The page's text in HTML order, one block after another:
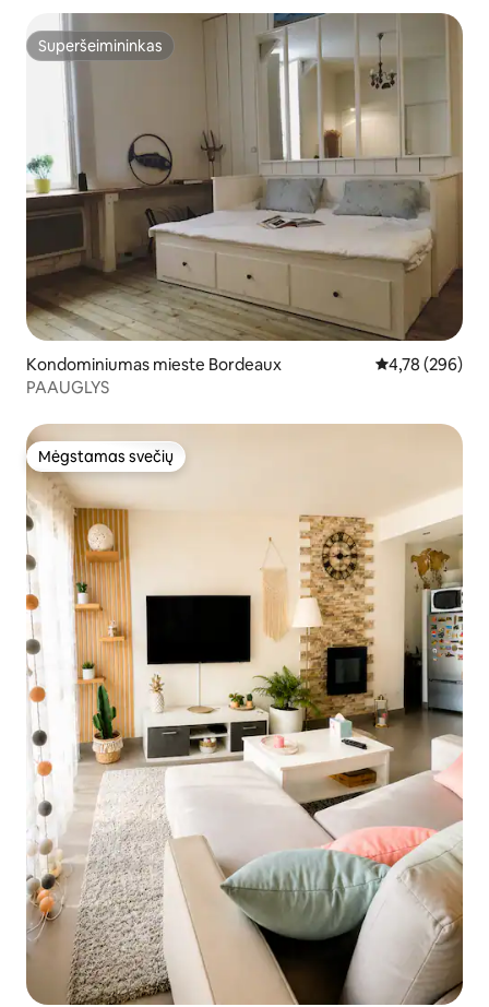
Superšeimininkas
Superšeimininkas
Kondominiumas mieste Bordeaux Vidutinis
4,78 (296)
PAAUGLYS
Mėgstamas svečių
Mėgstamas svečių